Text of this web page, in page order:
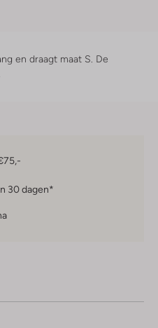
en draagt maat S. De
30 dagen*